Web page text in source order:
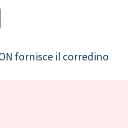
fornisce il corredino